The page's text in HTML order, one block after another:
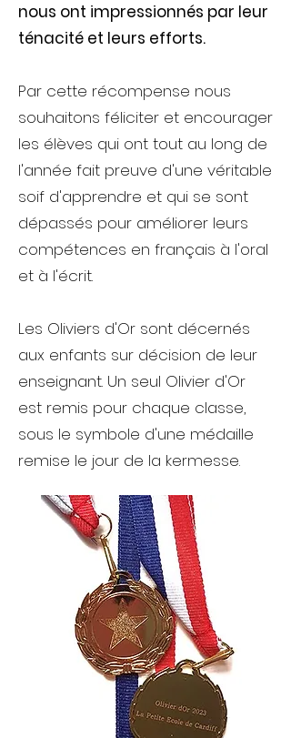
nous ont impressionnés par leur
ténacité et leurs efforts.
Par cette récompense nous
souhaitons féliciter et encourager
les élèves qui ont tout au long de
l'année fait preuve d'une véritable
soif d'apprendre et qui se sont
dépassés pour améliorer leurs
compétences en français à l'oral
et à l'écrit.
Les Oliviers d'Or sont décernés
aux enfants sur décision de leur
enseignant. Un seul Olivier d'Or
est remis pour chaque classe,
sous le symbole d'une médaille
remise le jour de la kermesse.